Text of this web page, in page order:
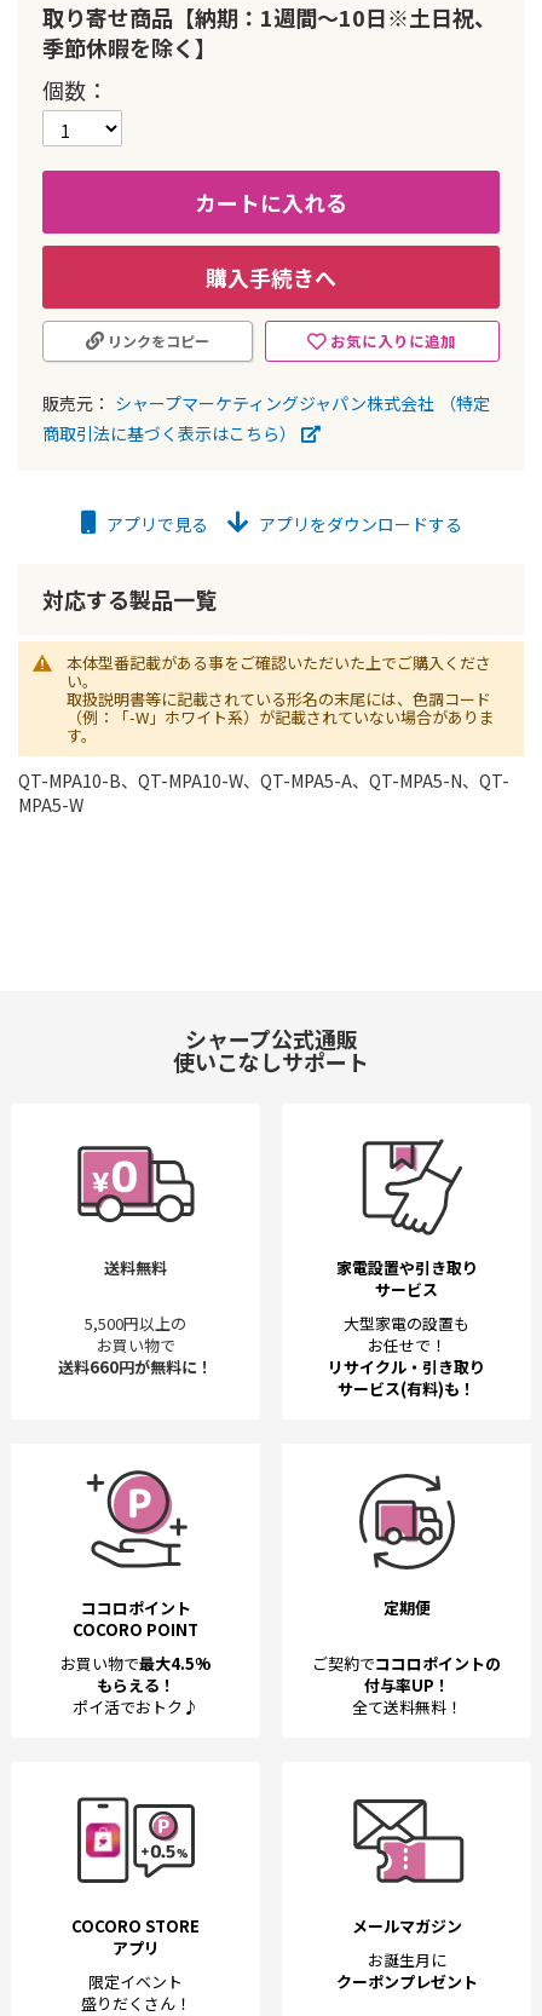
取り寄せ商品【納期：1週間～10日※土日祝、
季節休暇を除く】
個数
カートに入れる
購入手続きへ
お気に入りに追加
リンクをコピー
販売元： シャープマーケティングジャパン株式会社
（特定
商取引法に基づく表示はこちら）
動
す
る
アプリで見る アプリをダウンロードする
対応する製品一覧
本体型番記載がある事をご確認いただいた上でご購入くださ
い。
取扱説明書等に記載されている形名の末尾には、色調コード
（例：「-W」ホワイト系）が記載されていない場合がありま
す。
QT-MPA10-B、QT-MPA10-W、QT-MPA5-A、QT-MPA5-N、QT-
MPA5-W
シャープ公式通販
使いこなしサポート
送料無料
5,500円以上の
お買い物で
送料660円が無料に！
家電設置や引き取り
サービス
大型家電の設置も
お任せで！
リサイクル・引き取り
サービス(有料)も！
ココロポイント
COCORO POINT
お買い物で最大4.5%
もらえる！
ポイ活でおトク♪
定期便
ご契約でココロポイントの
付与率UP！
全て送料無料！
COCORO STORE
アプリ
限定イベント
盛りだくさん！
メールマガジン
お誕生月に
クーポンプレゼント